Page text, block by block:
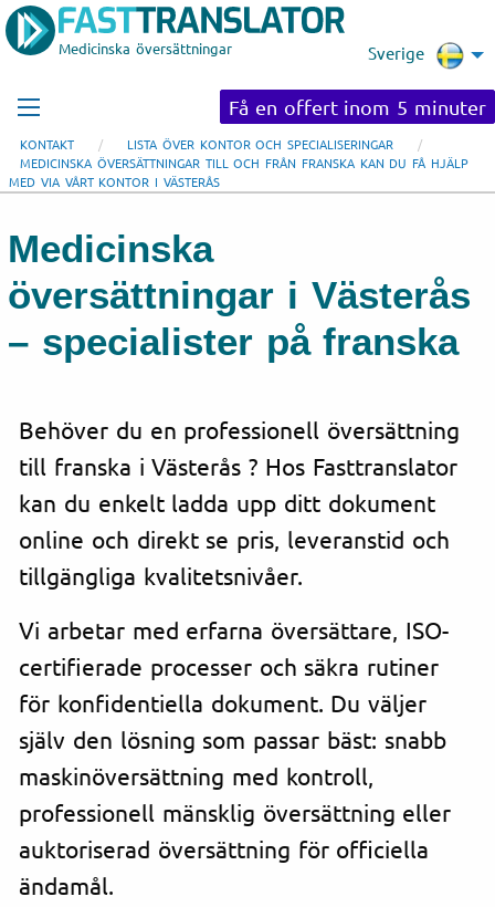
Medicinska översättningar Sverige
Få en offert inom 5 minuter
KONTAKT
LISTA ÖVER KONTOR OCH SPECIALISERINGAR
MEDICINSKA ÖVERSÄTTNINGAR TILL OCH FRÅN FRANSKA KAN DU FÅ HJÄLP
MED VIA VÅRT KONTOR I VÄSTERÅS
Medicinska
översättningar i Västerås
– specialister på franska
Behöver du en professionell översättning
till franska i Västerås ? Hos Fasttranslator
kan du enkelt ladda upp ditt dokument
online och direkt se pris, leveranstid och
tillgängliga kvalitetsnivåer.
Vi arbetar med erfarna översättare, ISO-
certifierade processer och säkra rutiner
för konfidentiella dokument. Du väljer
själv den lösning som passar bäst: snabb
maskinöversättning med kontroll,
professionell mänsklig översättning eller
auktoriserad översättning för officiella
ändamål.